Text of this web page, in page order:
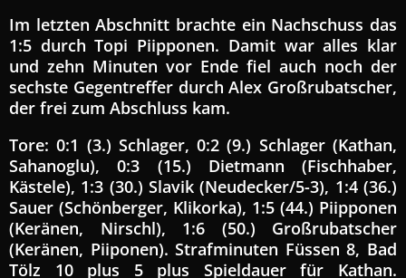
Im letzten Abschnitt brachte ein Nachschuss das
1:5 durch Topi Piipponen. Damit war alles klar
und zehn Minuten vor Ende fiel auch noch der
sechste Gegentreffer durch Alex Großrubatscher,
der frei zum Abschluss kam.
Tore: 0:1 (3.) Schlager, 0:2 (9.) Schlager (Kathan,
Sahanoglu), 0:3 (15.) Dietmann (Fischhaber,
Kästele), 1:3 (30.) Slavik (Neudecker/5-3), 1:4 (36.)
Sauer (Schönberger, Klikorka), 1:5 (44.) Piipponen
(Keränen, Nirschl), 1:6 (50.) Großrubatscher
(Keränen, Piiponen). Strafminuten Füssen 8, Bad
Tölz 10 plus 5 plus Spieldauer für Kathan.